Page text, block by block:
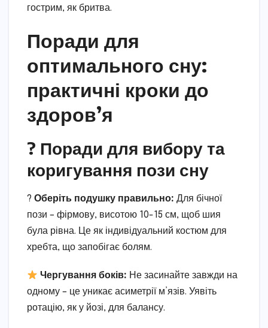
гострим, як бритва.
Поради для
оптимального сну:
практичні кроки до
здоров’я
? Поради для вибору та
коригування пози сну
? Оберіть подушку правильно: Для бічної
пози – фірмову, висотою 10-15 см, щоб шия
була рівна. Це як індивідуальний костюм для
хребта, що запобігає болям.
Чергування боків: Не засинайте завжди на
одному – це уникає асиметрії м’язів. Уявіть
ротацію, як у йозі, для балансу.